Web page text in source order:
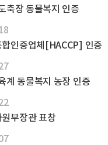
축장 동물복지 인증
합인증업체[HACCP] 인증
계 동물복지 농장 인증
부장관 표창